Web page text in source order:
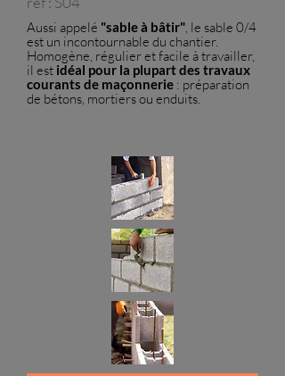
Aussi appelé "sable à bâtir", le sable 0/4
est un incontournable du chantier.
Homogène, régulier et facile à travailler,
il est idéal pour la plupart des travaux
courants de maçonnerie : préparation
de bétons, mortiers ou enduits.